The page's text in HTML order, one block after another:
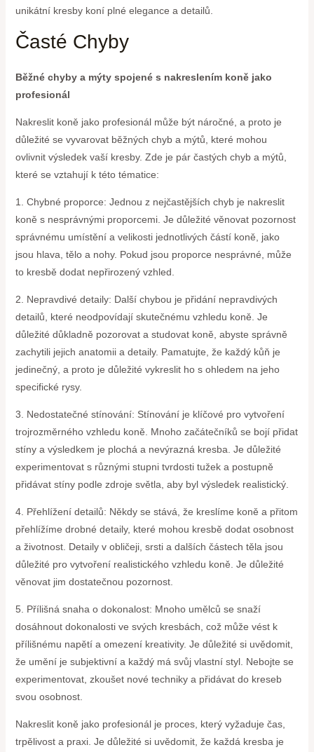
unikátní kresby koní plné elegance a detailů.
Časté Chyby
Běžné chyby a mýty spojené s nakreslením koně jako
profesionál
Nakreslit koně jako profesionál může být náročné, a proto je
důležité se vyvarovat běžných chyb a mýtů, které mohou
ovlivnit výsledek vaší kresby. Zde je pár častých chyb a mýtů,
které se vztahují k této tématice:
1. Chybné proporce: Jednou z nejčastějších chyb je nakreslit
koně s nesprávnými proporcemi. Je důležité věnovat pozornost
správnému umístění a velikosti jednotlivých částí koně, jako
jsou hlava, tělo a nohy. Pokud jsou proporce nesprávné, může
to kresbě dodat nepřirozený vzhled.
2. Nepravdivé detaily: Další chybou je přidání nepravdivých
detailů, které neodpovídají skutečnému vzhledu koně. Je
důležité důkladně pozorovat a studovat koně, abyste správně
zachytili jejich anatomii a detaily. Pamatujte, že každý kůň je
jedinečný, a proto je důležité vykreslit ho s ohledem na jeho
specifické rysy.
3. Nedostatečné stínování: Stínování je klíčové pro vytvoření
trojrozměrného vzhledu koně. Mnoho začátečníků se bojí přidat
stíny a výsledkem je plochá a nevýrazná kresba. Je důležité
experimentovat s různými stupni tvrdosti tužek a postupně
přidávat stíny podle zdroje světla, aby byl výsledek realistický.
4. Přehlížení detailů: Někdy se stává, že kreslíme koně a přitom
přehlížíme drobné detaily, které mohou kresbě dodat osobnost
a životnost. Detaily v obličeji, srsti a dalších částech těla jsou
důležité pro vytvoření realistického vzhledu koně. Je důležité
věnovat jim dostatečnou pozornost.
5. Přílišná snaha o dokonalost: Mnoho umělců se snaží
dosáhnout dokonalosti ve svých kresbách, což může vést k
přílišnému napětí a omezení kreativity. Je důležité si uvědomit,
že umění je subjektivní a každý má svůj vlastní styl. Nebojte se
experimentovat, zkoušet nové techniky a přidávat do kreseb
svou osobnost.
Nakreslit koně jako profesionál je proces, který vyžaduje čas,
trpělivost a praxi. Je důležité si uvědomit, že každá kresba je